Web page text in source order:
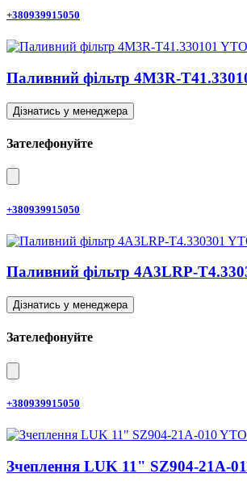
+380939915050
Паливний фільтр 4M3R-
Дізнатись у менеджера
Зателефонуйте
+380939915050
Паливний фільтр 4A3LRP-
Дізнатись у менеджера
Зателефонуйте
+380939915050
Зчеплення LUK 11" SZ904-21A-